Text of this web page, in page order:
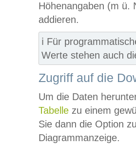
Höhenangaben (m ü.
addieren.
ℹ️ Für
Werte stehen auch
Zugriff auf die
Um die Daten
Tabelle zu einem
Sie dann die Option
Diagrammanzeige.